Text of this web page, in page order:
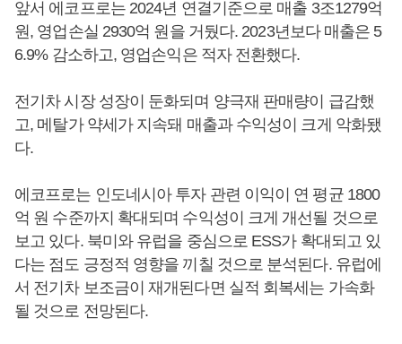
앞서 에코프로는 2024년 연결기준으로 매출 3조1279억
원, 영업손실 2930억 원을 거뒀다. 2023년보다 매출은 5
6.9% 감소하고, 영업손익은 적자 전환했다.
전기차 시장 성장이 둔화되며 양극재 판매량이 급감했
고, 메탈가 약세가 지속돼 매출과 수익성이 크게 악화됐
다.
에코프로는 인도네시아 투자 관련 이익이 연 평균 1800
억 원 수준까지 확대되며 수익성이 크게 개선될 것으로
보고 있다. 북미와 유럽을 중심으로 ESS가 확대되고 있
다는 점도 긍정적 영향을 끼칠 것으로 분석된다. 유럽에
서 전기차 보조금이 재개된다면 실적 회복세는 가속화
될 것으로 전망된다.